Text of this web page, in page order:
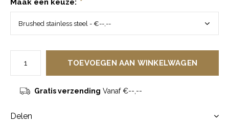
Maak een keuze: *
TOEVOEGEN AAN WINKELWAGEN
Gratis verzending Vanaf €--,--
Delen